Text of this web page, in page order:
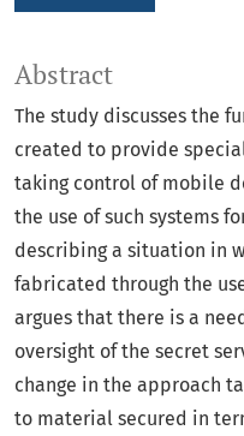
Abstract
The study discusses the
created to provide
taking control of mobile
the use of such systems
describing a situation in
fabricated through the
argues that there is a
oversight of the secret
change in the approach
to material secured in